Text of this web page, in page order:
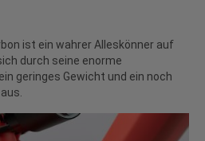
ist ein wahrer Alleskönner auf
durch seine enorme
geringes Gewicht und ein noch